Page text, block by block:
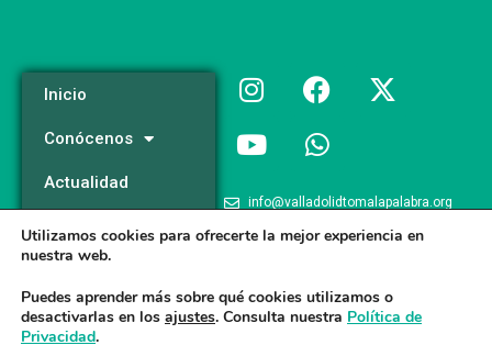
Inicio
Conócenos
Actualidad
Programa
info@valladolidtomalapalabra.org
+34 983 426 124
Utilizamos cookies para ofrecerte la mejor experiencia en
nuestra web.
Puedes aprender más sobre qué cookies utilizamos o
desactivarlas en los ajustes. Consulta nuestra Política de
Privacidad.